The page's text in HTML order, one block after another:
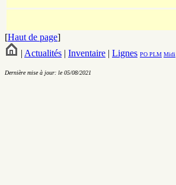
[Haut de page]
| Actualités | Inventaire | Lignes PO PLM Midi
Dernière mise à jour: le 05/08/2021